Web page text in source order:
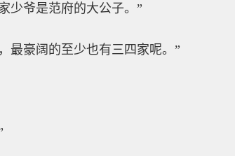
少爷是范府的大公子。”
最豪阔的至少也有三四家呢。”